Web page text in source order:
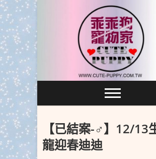
【已結案-♂】12/13
龍迎春迪迪